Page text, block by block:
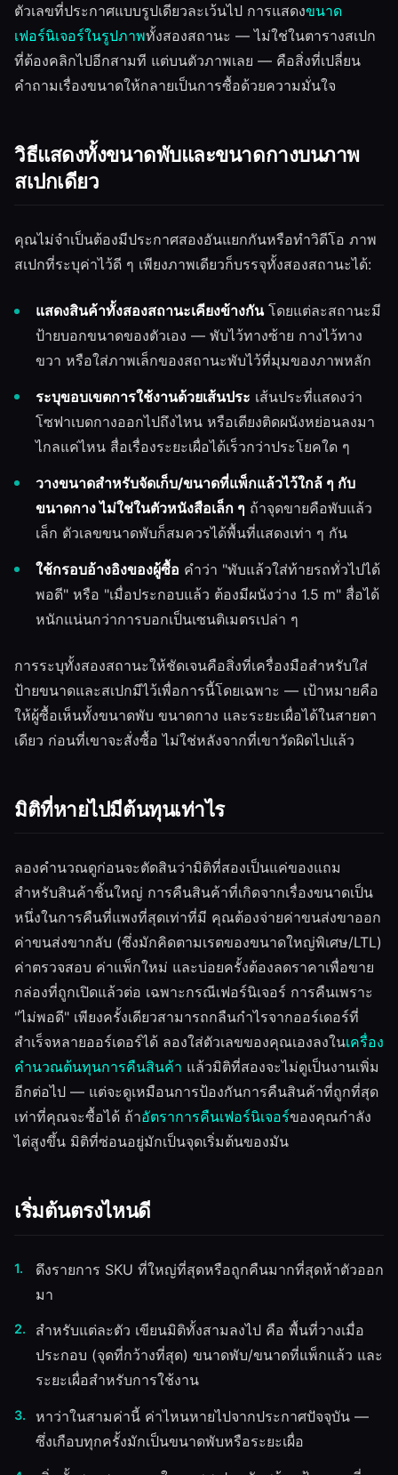
ตัวเลขที่ประกาศแบบรูปเดียวละเว้นไป การแสดงขนาด
เฟอร์นิเจอร์ในรูปภาพทั้งสองสถานะ — ไม่ใช่ในตารางสเปก
ที่ต้องคลิกไปอีกสามที แต่บนตัวภาพเลย — คือสิ่งที่เปลี่ยน
คำถามเรื่องขนาดให้กลายเป็นการซื้อด้วยความมั่นใจ
วิธีแสดงทั้งขนาดพับและขนาดกางบนภาพ
สเปกเดียว
คุณไม่จำเป็นต้องมีประกาศสองอันแยกกันหรือทำวิดีโอ ภาพ
สเปกที่ระบุค่าไว้ดี ๆ เพียงภาพเดียวก็บรรจุทั้งสองสถานะได้:
แสดงสินค้าทั้งสองสถานะเคียงข้างกันโดยแต่ละสถานะมี
ป้ายบอกขนาดของตัวเอง — พับไว้ทางซ้าย กางไว้ทาง
ขวา หรือใส่ภาพเล็กของสถานะพับไว้ที่มุมของภาพหลัก
ระบุขอบเขตการใช้งานด้วยเส้นประ เส้นประที่แสดงว่า
โซฟาเบดกางออกไปถึงไหน หรือเตียงติดผนังหย่อนลงมา
ไกลแค่ไหน สื่อเรื่องระยะเผื่อได้เร็วกว่าประโยคใด ๆ
วางขนาดสำหรับจัดเก็บ/ขนาดที่แพ็กแล้วไว้ใกล้ ๆ กับ
ขนาดกาง ไม่ใช่ในตัวหนังสือเล็ก ๆ ถ้าจุดขายคือพับแล้ว
เล็ก ตัวเลขขนาดพับก็สมควรได้พื้นที่แสดงเท่า ๆ กัน
ใช้กรอบอ้างอิงของผู้ซื้อ คำว่า "พับแล้วใส่ท้ายรถทั่วไปได้
พอดี" หรือ "เมื่อประกอบแล้ว ต้องมีผนังว่าง 1.5 m" สื่อได้
หนักแน่นกว่าการบอกเป็นเซนติเมตรเปล่า ๆ
การระบุทั้งสองสถานะให้ชัดเจนคือสิ่งที่เครื่องมือสำหรับใส่
ป้ายขนาดและสเปกมีไว้เพื่อการนี้โดยเฉพาะ — เป้าหมายคือ
ให้ผู้ซื้อเห็นทั้งขนาดพับ ขนาดกาง และระยะเผื่อได้ในสายตา
เดียว ก่อนที่เขาจะสั่งซื้อ ไม่ใช่หลังจากที่เขาวัดผิดไปแล้ว
มิติที่หายไปมีต้นทุนเท่าไร
ลองคำนวณดูก่อนจะตัดสินว่ามิติที่สองเป็นแค่ของแถม
สำหรับสินค้าชิ้นใหญ่ การคืนสินค้าที่เกิดจากเรื่องขนาดเป็น
หนึ่งในการคืนที่แพงที่สุดเท่าที่มี คุณต้องจ่ายค่าขนส่งขาออก
ค่าขนส่งขากลับ (ซึ่งมักคิดตามเรตของขนาดใหญ่พิเศษ/LTL)
ค่าตรวจสอบ ค่าแพ็กใหม่ และบ่อยครั้งต้องลดราคาเพื่อขาย
กล่องที่ถูกเปิดแล้วต่อ เฉพาะกรณีเฟอร์นิเจอร์ การคืนเพราะ
"ไม่พอดี" เพียงครั้งเดียวสามารถกลืนกำไรจากออร์เดอร์ที่
สำเร็จหลายออร์เดอร์ได้ ลองใส่ตัวเลขของคุณเองลงในเครื่อง
คำนวณต้นทุนการคืนสินค้า แล้วมิติที่สองจะไม่ดูเป็นงานเพิ่ม
อีกต่อไป — แต่จะดูเหมือนการป้องกันการคืนสินค้าที่ถูกที่สุด
เท่าที่คุณจะซื้อได้ ถ้าอัตราการคืนเฟอร์นิเจอร์ของคุณกำลัง
ไต่สูงขึ้น มิติที่ซ่อนอยู่มักเป็นจุดเริ่มต้นของมัน
เริ่มต้นตรงไหนดี
ดึงรายการ SKU ที่ใหญ่ที่สุดหรือถูกคืนมากที่สุดห้าตัวออก
มา
สำหรับแต่ละตัว เขียนมิติทั้งสามลงไป คือ พื้นที่วางเมื่อ
ประกอบ (จุดที่กว้างที่สุด) ขนาดพับ/ขนาดที่แพ็กแล้ว และ
ระยะเผื่อสำหรับการใช้งาน
หาว่าในสามค่านี้ ค่าไหนหายไปจากประกาศปัจจุบัน —
ซึ่งเกือบทุกครั้งมักเป็นขนาดพับหรือระยะเผื่อ